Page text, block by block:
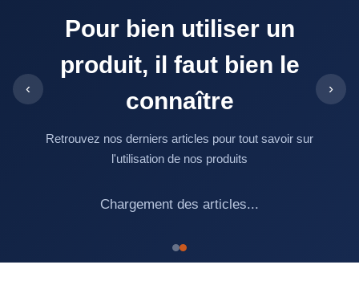
Pour bien utiliser un
produit, il faut bien le
connaître
Retrouvez nos derniers articles pour tout savoir sur
l'utilisation de nos produits
Chargement des articles...
‹ ›